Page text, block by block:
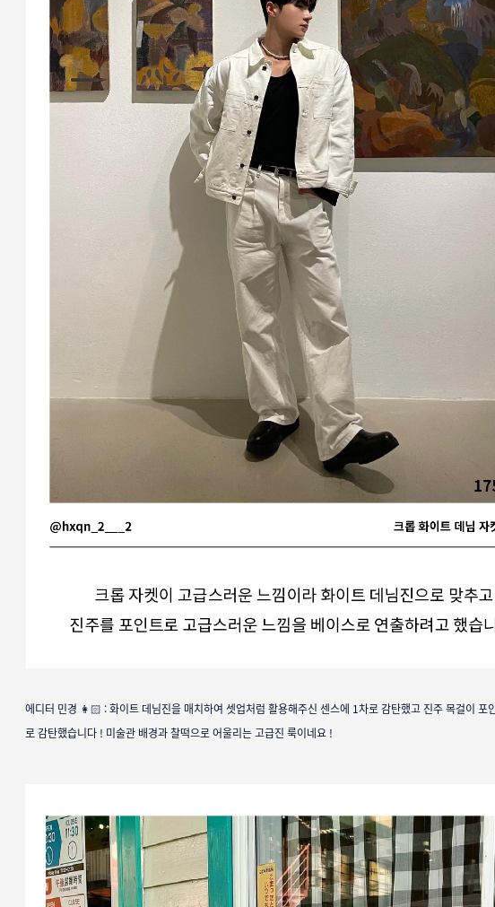
에디터 민경 👩🏻 : 화이트 데님진을 매치하여 셋업처럼 활용해주신 센스에 1차로 감탄했고 진주 목걸이 포
로 감탄했습니다 ! 미술관 배경과 찰떡으로 어울리는 고급진 룩이네요 !